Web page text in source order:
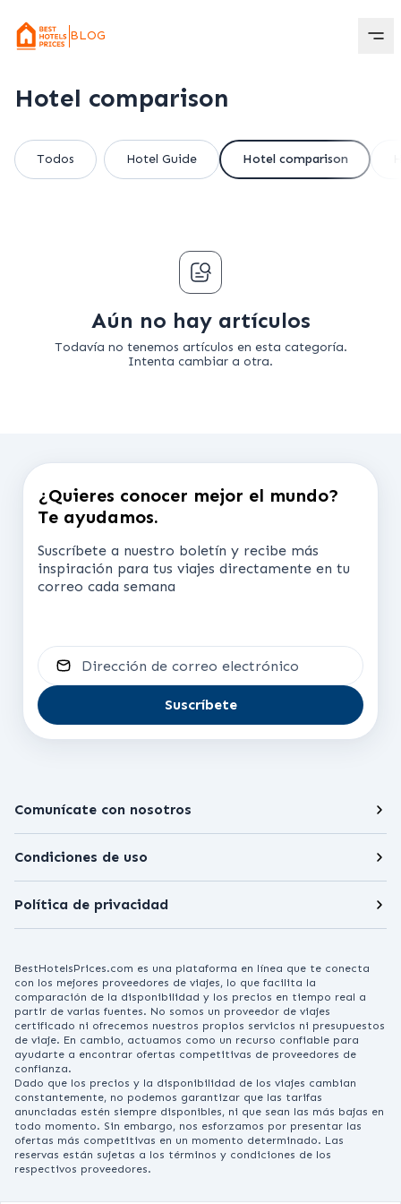
BLOG
Hotel comparison
Todos Hotel Guide Hotel comparison
Aún no hay artículos
Todavía no tenemos artículos en esta categoría.
Intenta cambiar a otra.
¿Quieres conocer mejor el mundo?
Te ayudamos.
Suscríbete a nuestro boletín y recibe más
inspiración para tus viajes directamente en tu
correo cada semana
Dirección de correo electrónico
Suscríbete
Comunícate con nosotros
Condiciones de uso
Política de privacidad
BestHotelsPrices.com es una plataforma en línea que te conecta
con los mejores proveedores de viajes, lo que facilita la
comparación de la disponibilidad y los precios en tiempo real a
partir de varias fuentes. No somos un proveedor de viajes
certificado ni ofrecemos nuestros propios servicios ni presupuestos
de viaje. En cambio, actuamos como un recurso confiable para
ayudarte a encontrar ofertas competitivas de proveedores de
confianza.
Dado que los precios y la disponibilidad de los viajes cambian
constantemente, no podemos garantizar que las tarifas
anunciadas estén siempre disponibles, ni que sean las más bajas en
todo momento. Sin embargo, nos esforzamos por presentar las
ofertas más competitivas en un momento determinado. Las
reservas están sujetas a los términos y condiciones de los
respectivos proveedores.